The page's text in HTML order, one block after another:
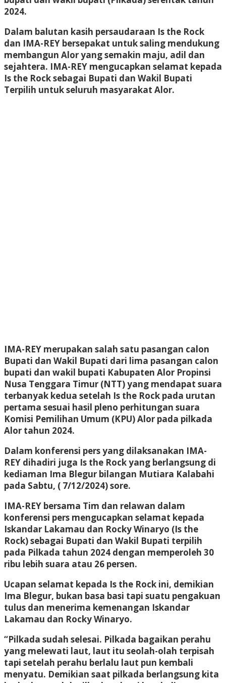
2024.
Dalam balutan kasih persaudaraan Is the Rock
dan IMA-REY bersepakat untuk saling mendukung
membangun Alor yang semakin maju, adil dan
sejahtera. IMA-REY mengucapkan selamat kepada
Is the Rock sebagai Bupati dan Wakil Bupati
Terpilih untuk seluruh masyarakat Alor.
IMA-REY merupakan salah satu pasangan calon
Bupati dan Wakil Bupati dari lima pasangan calon
bupati dan wakil bupati Kabupaten Alor Propinsi
Nusa Tenggara Timur (NTT) yang mendapat suara
terbanyak kedua setelah Is the Rock pada urutan
pertama sesuai hasil pleno perhitungan suara
Komisi Pemilihan Umum (KPU) Alor pada pilkada
Alor tahun 2024.
Dalam konferensi pers yang dilaksanakan IMA-
REY dihadiri juga Is the Rock yang berlangsung di
kediaman Ima Blegur bilangan Mutiara Kalabahi
pada Sabtu, ( 7/12/2024) sore.
IMA-REY bersama Tim dan relawan dalam
konferensi pers mengucapkan selamat kepada
Iskandar Lakamau dan Rocky Winaryo (Is the
Rock) sebagai Bupati dan Wakil Bupati terpilih
pada Pilkada tahun 2024 dengan memperoleh 30
ribu lebih suara atau 26 persen.
Ucapan selamat kepada Is the Rock ini, demikian
Ima Blegur, bukan basa basi tapi suatu pengakuan
tulus dan menerima kemenangan Iskandar
Lakamau dan Rocky Winaryo.
“Pilkada sudah selesai. Pilkada bagaikan perahu
yang melewati laut, laut itu seolah-olah terpisah
tapi setelah perahu berlalu laut pun kembali
menyatu. Demikian saat pilkada berlangsung kita